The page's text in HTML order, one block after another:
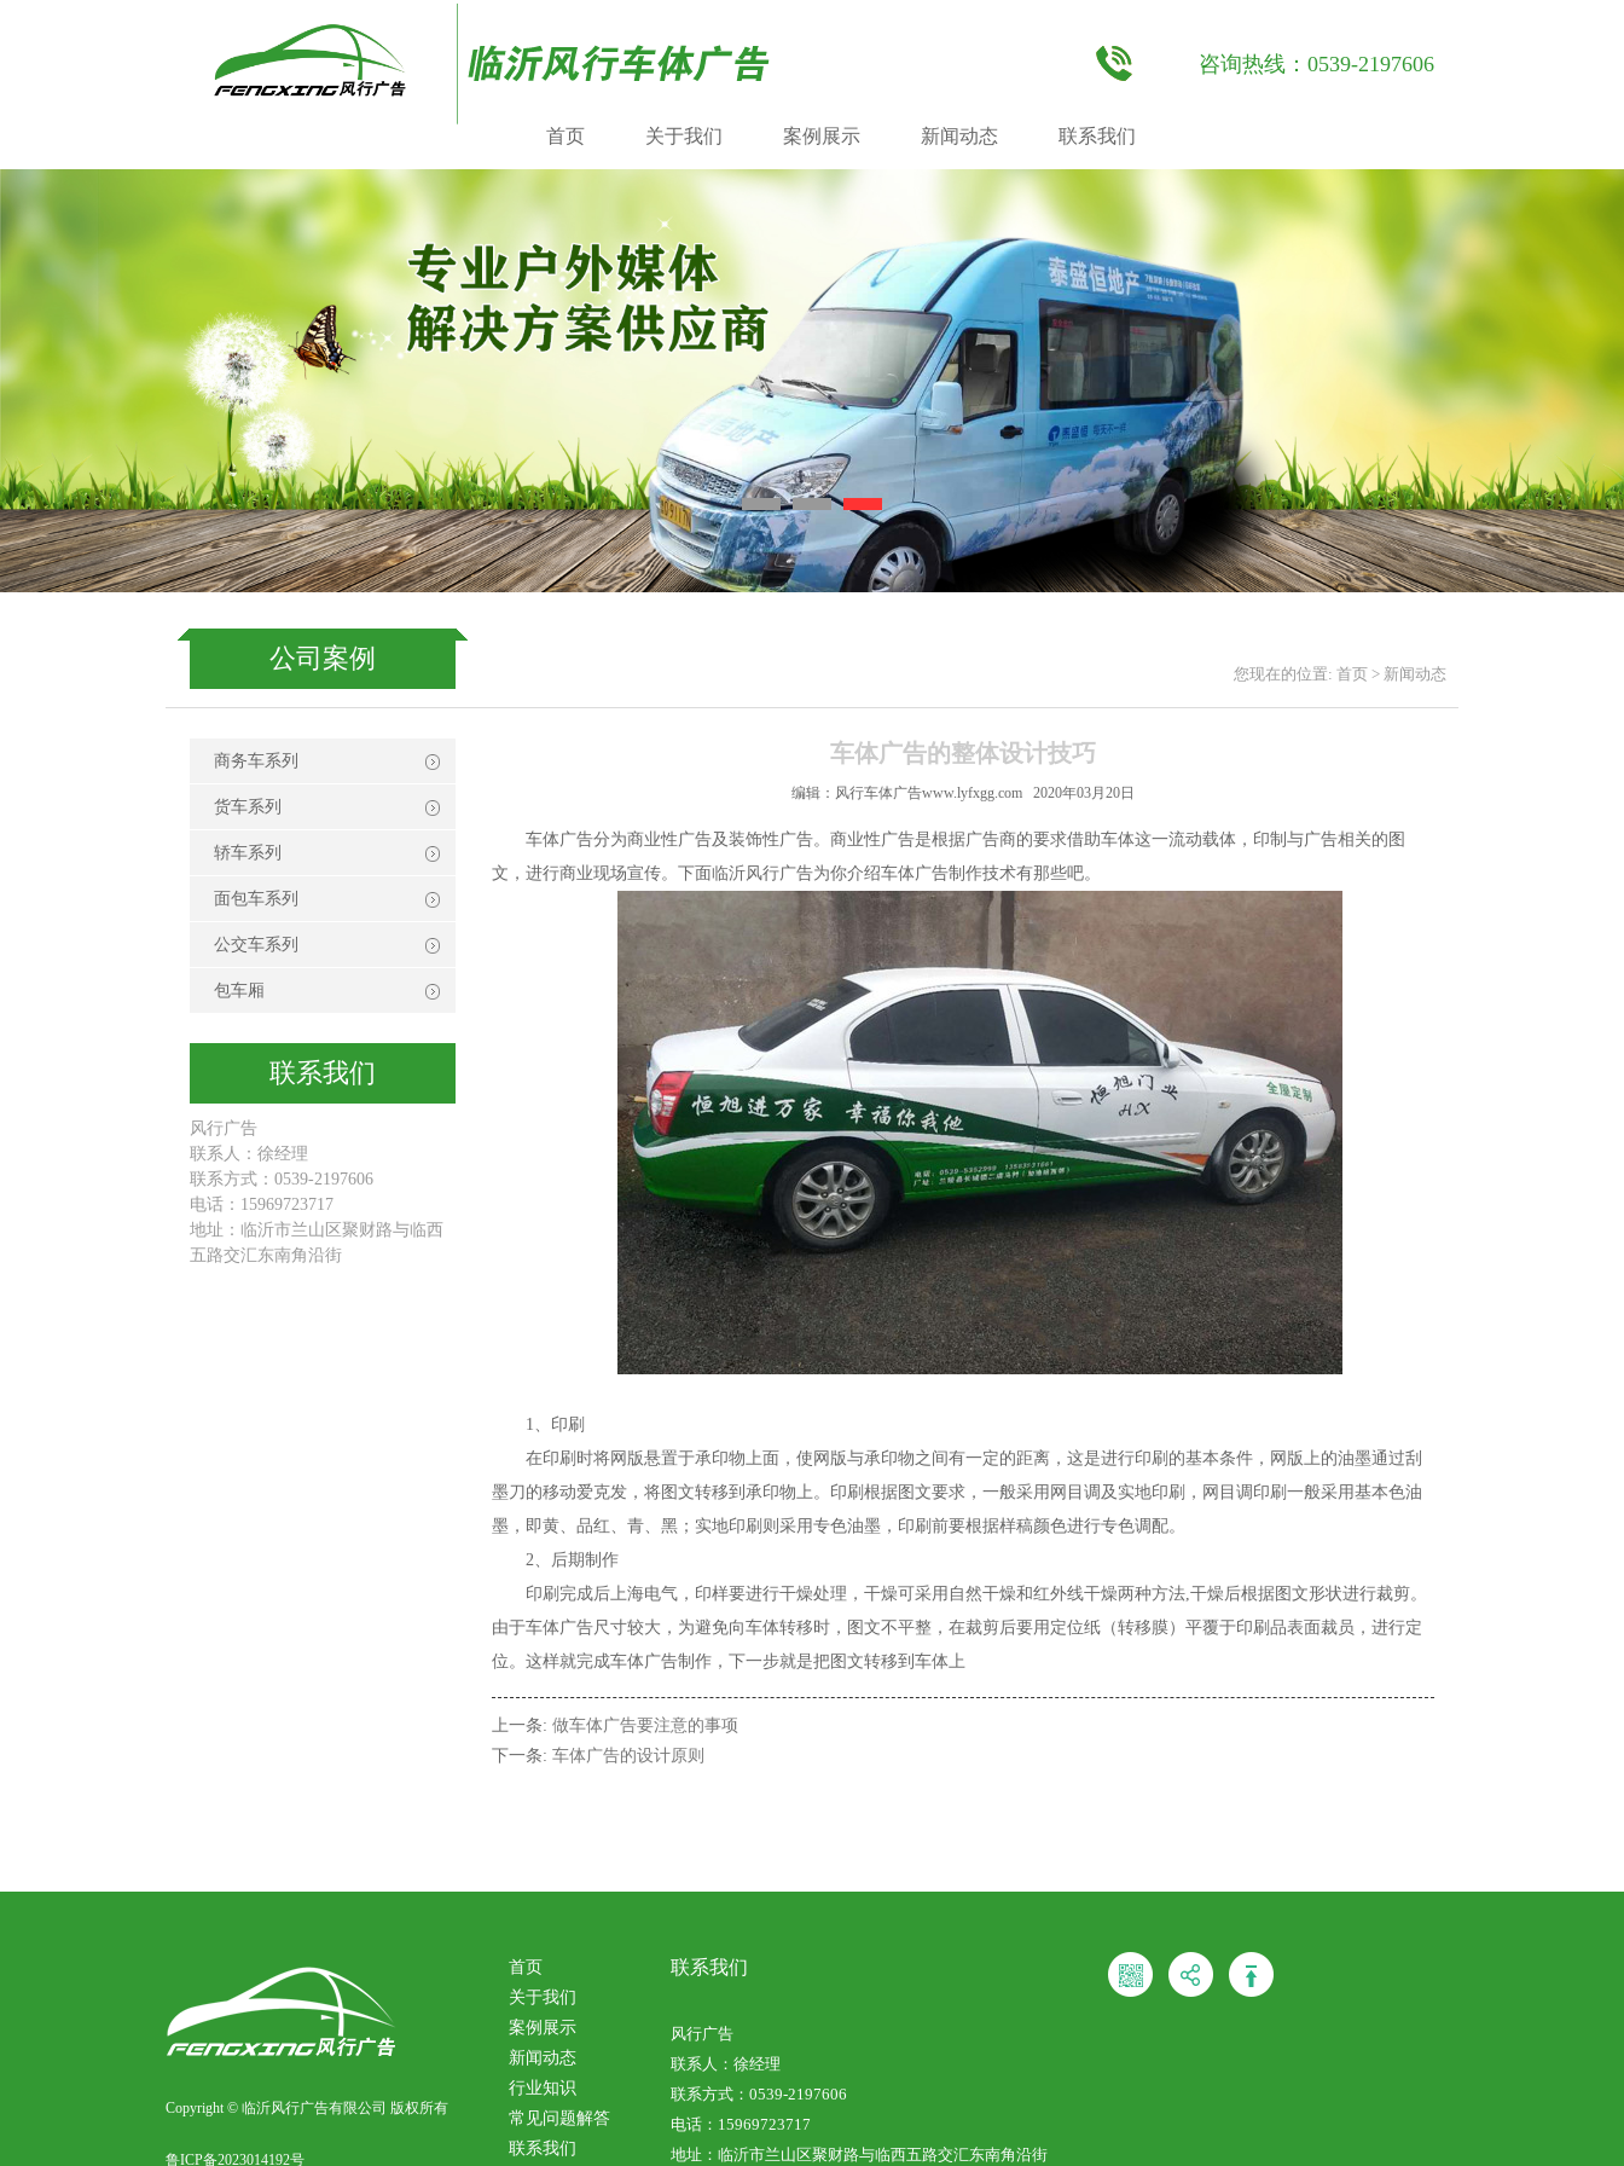
咨询热线：0539-2197606
首页 关于我们 案例展示 新闻动态 联系我们
公司案例
您现在的位置: 首页 > 新闻动态
商务车系列
货车系列
轿车系列
面包车系列
公交车系列
包车厢
联系我们
风行广告
联系人：徐经理
联系方式：0539-2197606
电话：15969723717
地址：临沂市兰山区聚财路与临西
五路交汇东南角沿街
车体广告的整体设计技巧
编辑：风行车体广告www.lyfxgg.com 2020年03月20日
车体广告分为商业性广告及装饰性广告。商业性广告是根据广告商的要求借助车体这一流动载体，印制与广告相关的图
文，进行商业现场宣传。下面临沂风行广告为你介绍车体广告制作技术有那些吧。
1、印刷
在印刷时将网版悬置于承印物上面，使网版与承印物之间有一定的距离，这是进行印刷的基本条件，网版上的油墨通过刮
墨刀的移动爱克发，将图文转移到承印物上。印刷根据图文要求，一般采用网目调及实地印刷，网目调印刷一般采用基本色油
墨，即黄、品红、青、黑；实地印刷则采用专色油墨，印刷前要根据样稿颜色进行专色调配。
2、后期制作
印刷完成后上海电气，印样要进行干燥处理，干燥可采用自然干燥和红外线干燥两种方法,干燥后根据图文形状进行裁剪。
由于车体广告尺寸较大，为避免向车体转移时，图文不平整，在裁剪后要用定位纸（转移膜）平覆于印刷品表面裁员，进行定
位。这样就完成车体广告制作，下一步就是把图文转移到车体上
上一条: 做车体广告要注意的事项
下一条: 车体广告的设计原则
Copyright © 临沂风行广告有限公司 版权所有
鲁ICP备2023014192号
首页
关于我们
案例展示
新闻动态
行业知识
常见问题解答
联系我们
联系我们
风行广告
联系人：徐经理
联系方式：0539-2197606
电话：15969723717
地址：临沂市兰山区聚财路与临西五路交汇东南角沿街